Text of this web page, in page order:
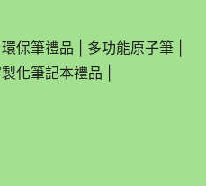
環保筆禮品 多功能原子筆
化筆記本禮品